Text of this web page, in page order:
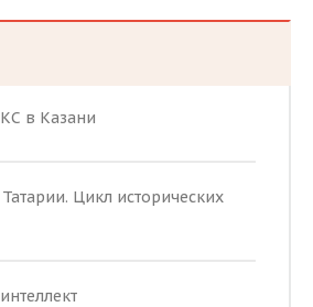
в Казани
Цикл исторических